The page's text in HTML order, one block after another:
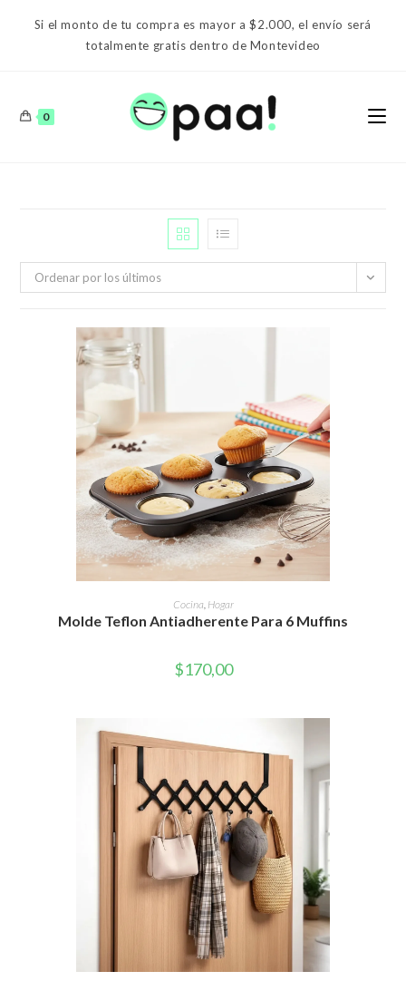
Si el monto de tu compra es mayor a $2.000, el envío será
totalmente gratis dentro de Montevideo
0
Ordenar por los últimos
AÑADIR AL CARRITO
Cocina, Hogar
Molde Teflon Antiadherente Para 6 Muffins
$170,00